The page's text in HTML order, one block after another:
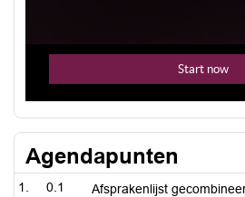
Agendapunten
0.1
Afsprakenlijst